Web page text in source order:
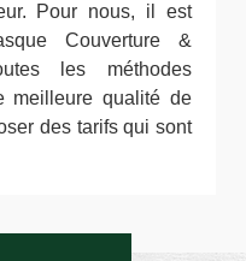
Pour nous, il est
Couverture &
les méthodes
meilleure qualité de
des tarifs qui sont